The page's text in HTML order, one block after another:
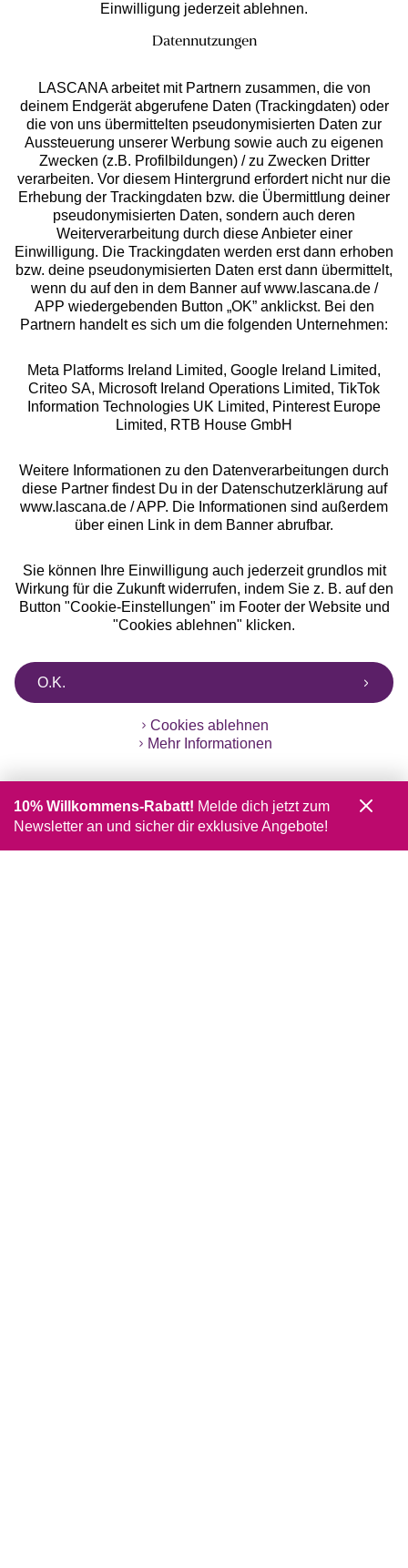
Services
Beratung
Über uns
Rechtliches
Alle Preise inkl. MwSt., zzgl.
Versandkosten
** Bonität vorausgesetzt, berechtigt zur Bonitätsprüfung
Einwilligung jederzeit ablehnen.
Datennutzungen
LASCANA arbeitet mit Partnern zusammen, die von
deinem Endgerät abgerufene Daten (Trackingdaten) oder
die von uns übermittelten pseudonymisierten Daten zur
Aussteuerung unserer Werbung sowie auch zu eigenen
Zwecken (z.B. Profilbildungen) / zu Zwecken Dritter
verarbeiten. Vor diesem Hintergrund erfordert nicht nur die
Erhebung der Trackingdaten bzw. die Übermittlung deiner
pseudonymisierten Daten, sondern auch deren
Weiterverarbeitung durch diese Anbieter einer
Einwilligung. Die Trackingdaten werden erst dann erhoben
bzw. deine pseudonymisierten Daten erst dann übermittelt,
wenn du auf den in dem Banner auf www.lascana.de /
APP wiedergebenden Button „OK” anklickst. Bei den
Partnern handelt es sich um die folgenden Unternehmen:
Meta Platforms Ireland Limited, Google Ireland Limited,
Criteo SA, Microsoft Ireland Operations Limited, TikTok
Information Technologies UK Limited, Pinterest Europe
Limited, RTB House GmbH
Weitere Informationen zu den Datenverarbeitungen durch
diese Partner findest Du in der Datenschutzerklärung auf
www.lascana.de / APP. Die Informationen sind außerdem
über einen Link in dem Banner abrufbar.
Sie können Ihre Einwilligung auch jederzeit grundlos mit
Wirkung für die Zukunft widerrufen, indem Sie z. B. auf den
Button "Cookie-Einstellungen" im Footer der Website und
"Cookies ablehnen" klicken.
O.K.
Cookies ablehnen
Mehr Informationen
10% Willkommens-Rabatt! Melde dich jetzt zum
Newsletter an und sicher dir exklusive Angebote!